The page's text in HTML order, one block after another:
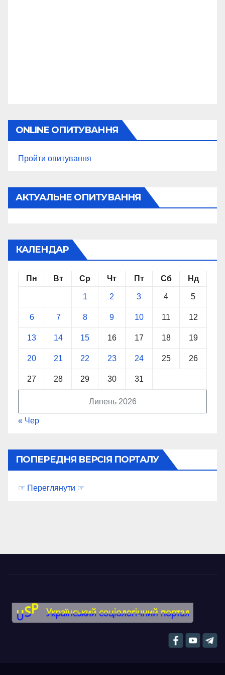
ONLINE ОПИТУВАННЯ
Пройти опитування
АКТУАЛЬНЕ ОПИТУВАННЯ
КАЛЕНДАР
Липень 2026
Пн Вт Ср Чт Пт Сб Нд
1 2 3 4 5
6 7 8 9 10 11 12
13 14 15 16 17 18 19
20 21 22 23 24 25 26
27 28 29 30 31
« Чер
ПОПЕРЕДНЯ ВЕРСІЯ ПОРТАЛУ
☞ Переглянути ☞